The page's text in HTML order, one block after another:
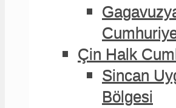
Çin Halk
Sincan
Bölgesi
Çin Halk
Sincan
Bölgesi